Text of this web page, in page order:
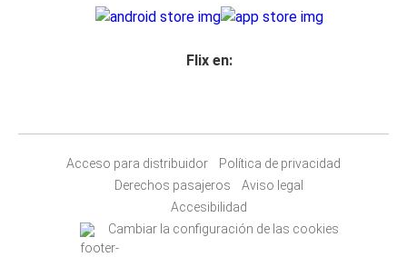
Flix en:
Acceso para distribuidor
Política de privacidad
Derechos pasajeros
Aviso legal
Accesibilidad
Cambiar la configuración de las cookies